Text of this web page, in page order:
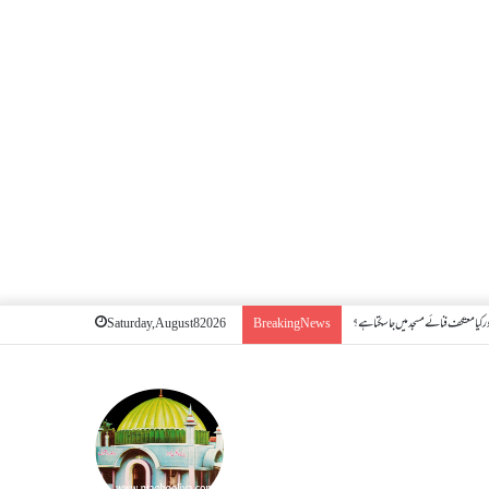
Saturday, August 8 2026 Breaking News معتکف فنائے مسجد میں جا سکتا ہے؟